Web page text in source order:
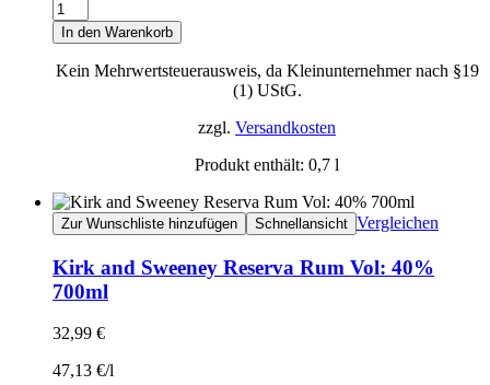
In den Warenkorb
Kein Mehrwertsteuerausweis, da Kleinunternehmer nach §19
(1) UStG.
zzgl. Versandkosten
Produkt enthält: 0,7 l
Zur Wunschliste hinzufügen Schnellansicht Vergleichen
Kirk and Sweeney Reserva Rum Vol: 40%
700ml
32,99 €
47,13 €/l